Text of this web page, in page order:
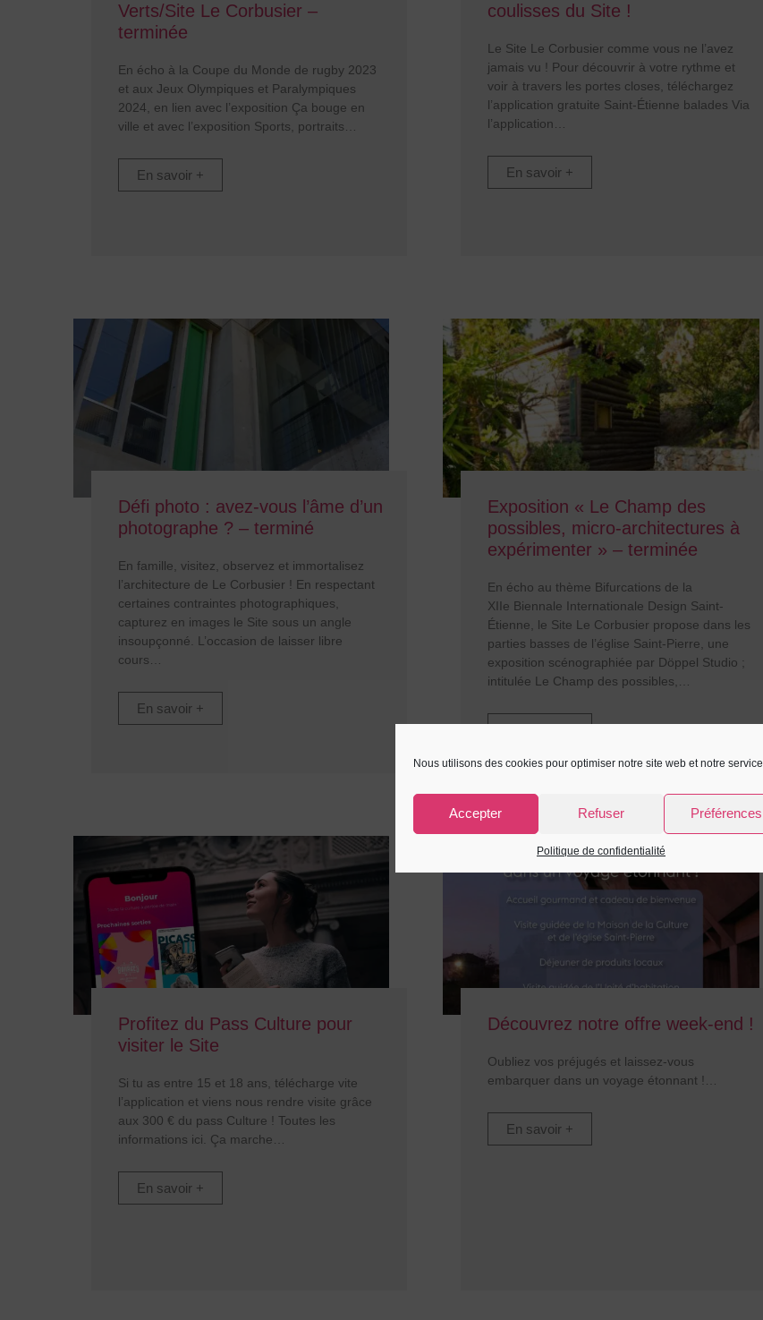
Nous utilisons des cookies pour optimiser notre site web et notre service.
Accepter Refuser Préférences
Politique de confidentialité
Verts/Site Le Corbusier –
terminée
En écho à la Coupe du Monde de rugby 2023
et aux Jeux Olympiques et Paralympiques
2024, en lien avec l’exposition Ça bouge en
ville et avec l’exposition Sports, portraits
En savoir +
coulisses du Site !
Le Site Le Corbusier comme vous ne l’avez
jamais vu ! Pour découvrir à votre rythme et
voir à travers les portes closes, téléchargez
l’application gratuite Saint-Étienne balades Via
l’application
En savoir +
Défi photo : avez-vous l’âme d’un
photographe ? – terminé
En famille, visitez, observez et immortalisez
l’architecture de Le Corbusier ! En respectant
certaines contraintes photographiques,
capturez en images le Site sous un angle
insoupçonné. L’occasion de laisser libre
cours
En savoir +
Exposition « Le Champ des
possibles, micro-architectures à
expérimenter » – terminée
En écho au thème Bifurcations de la
XIIe Biennale Internationale Design Saint-
Étienne, le Site Le Corbusier propose dans les
parties basses de l’église Saint-Pierre, une
exposition scénographiée par Döppel Studio ;
intitulée Le Champ des possibles,
Profitez du Pass Culture pour
visiter le Site
Si tu as entre 15 et 18 ans, télécharge vite
l’application et viens nous rendre visite grâce
aux 300 € du pass Culture ! Toutes les
informations ici. Ça marche
En savoir +
Découvrez notre offre week-end !
Oubliez vos préjugés et laissez-vous
embarquer dans un voyage étonnant !
En savoir +